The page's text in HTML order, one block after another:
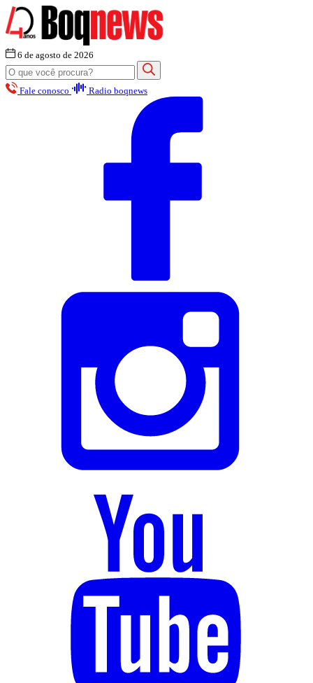
6 de agosto de 2026
Fale conosco Radio boqnews